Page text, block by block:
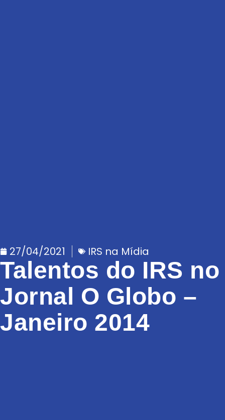
27/04/2021 IRS na Mídia
Talentos do IRS no
Jornal O Globo –
Janeiro 2014